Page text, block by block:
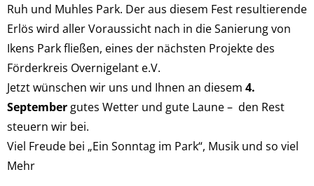
Ruh und Muhles Park. Der aus diesem Fest resultierende
Erlös wird aller Voraussicht nach in die Sanierung von
Ikens Park fließen, eines der nächsten Projekte des
Förderkreis Overnigelant e.V.
Jetzt wünschen wir uns und Ihnen an diesem 4.
September gutes Wetter und gute Laune – den Rest
steuern wir bei.
Viel Freude bei „Ein Sonntag im Park“, Musik und so viel
Mehr